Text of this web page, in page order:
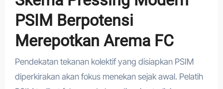
PSIM Berpotensi
Merepotkan Arema FC
Pendekatan tekanan kolektif yang disiapkan PSIM
diperkirakan akan fokus menekan sejak awal. Pelatih